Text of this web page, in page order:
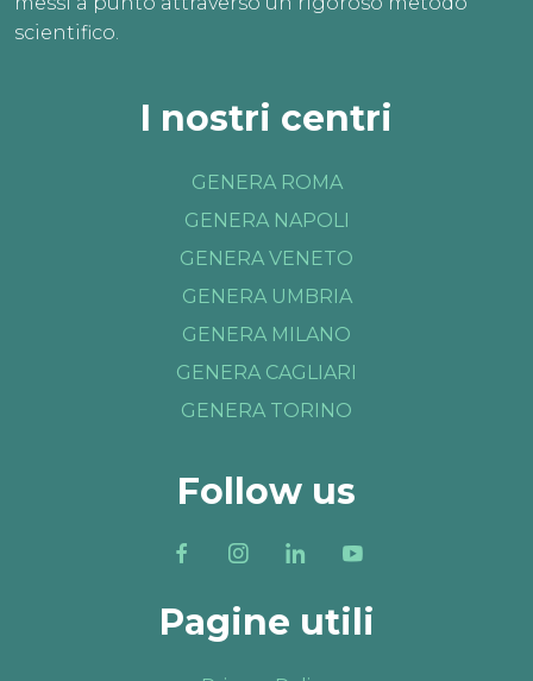
scientifico.
I nostri centri
GENERA ROMA
GENERA NAPOLI
GENERA VENETO
GENERA UMBRIA
GENERA MILANO
GENERA CAGLIARI
GENERA TORINO
Follow us
Pagine utili